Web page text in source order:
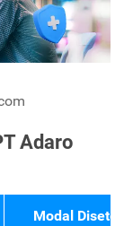
Adaro
Modal Disetor